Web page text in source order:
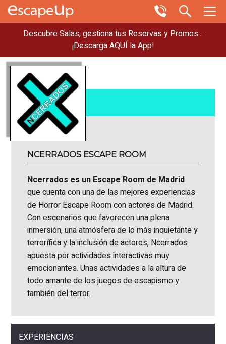
Descubre Salas, gestiona tus Reservas y Promos...
¡Descarga AQUÍ la App!
NCERRADOS ESCAPE ROOM
Ncerrados es un Escape Room de Madrid
que cuenta con una de las mejores experiencias
de Horror Escape Room con actores de Madrid.
Con escenarios que favorecen una plena
inmersión, una atmósfera de lo más inquietante y
terrorífica y la inclusión de actores, Ncerrados
apuesta por actividades interactivas muy
emocionantes. Unas actividades a la altura de
todo amante de los juegos de escapismo y
también del terror.
EXPERIENCIAS